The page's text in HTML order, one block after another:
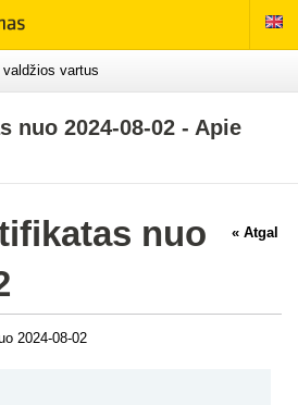
vartus
nuo 2024-08-02 - Apie
« Atgal
nuo
2024-08-02